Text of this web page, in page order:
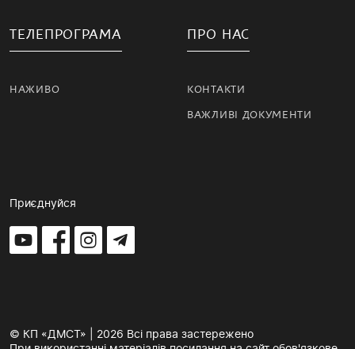
ТЕЛЕПРОГРАМА
НАЖИВО
ПРО НАС
КОНТАКТИ
ВАЖЛИВІ ДОКУМЕНТИ
Приєднуйся
© КП «ДМСТ» | 2026 Всі права застережено